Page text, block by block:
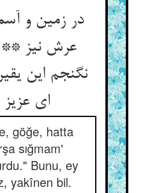
در زمین و
عرش نیز
نگنجم این
ای عزیز
göğe, hatta
sığmam'
Bunu, ey
yakînen bil.